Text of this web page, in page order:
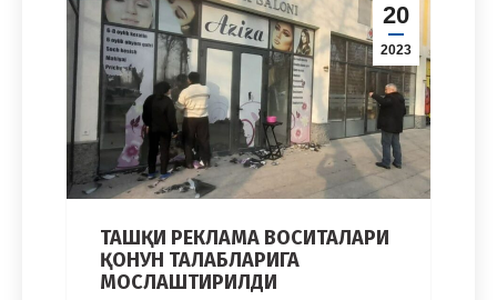
20
2023
ТАШҚИ РEКЛАМА ВОСИТАЛАРИ
ҚОНУН ТАЛАБЛАРИГА
МОСЛАШТИРИЛДИ